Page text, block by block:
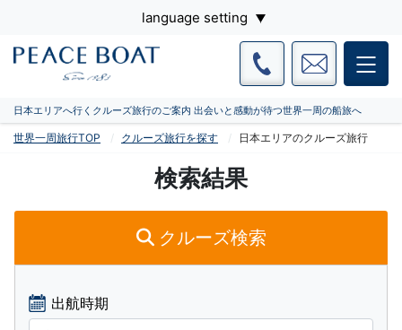
language setting
日本エリアへ行くクルーズ旅行のご案内 出会いと感動が待つ世界一周の船旅へ
世界一周旅行TOP クルーズ旅行を探す 日本エリアのクルーズ旅行
検索結果
クルーズ検索
出航時期